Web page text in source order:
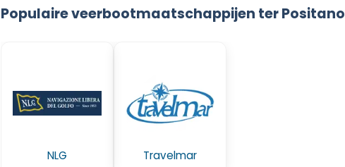
Populaire veerbootmaatschappijen ter Positano
NLG Travelmar